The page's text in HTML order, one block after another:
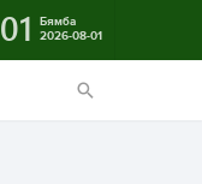
01
Бямба
2026-08-01